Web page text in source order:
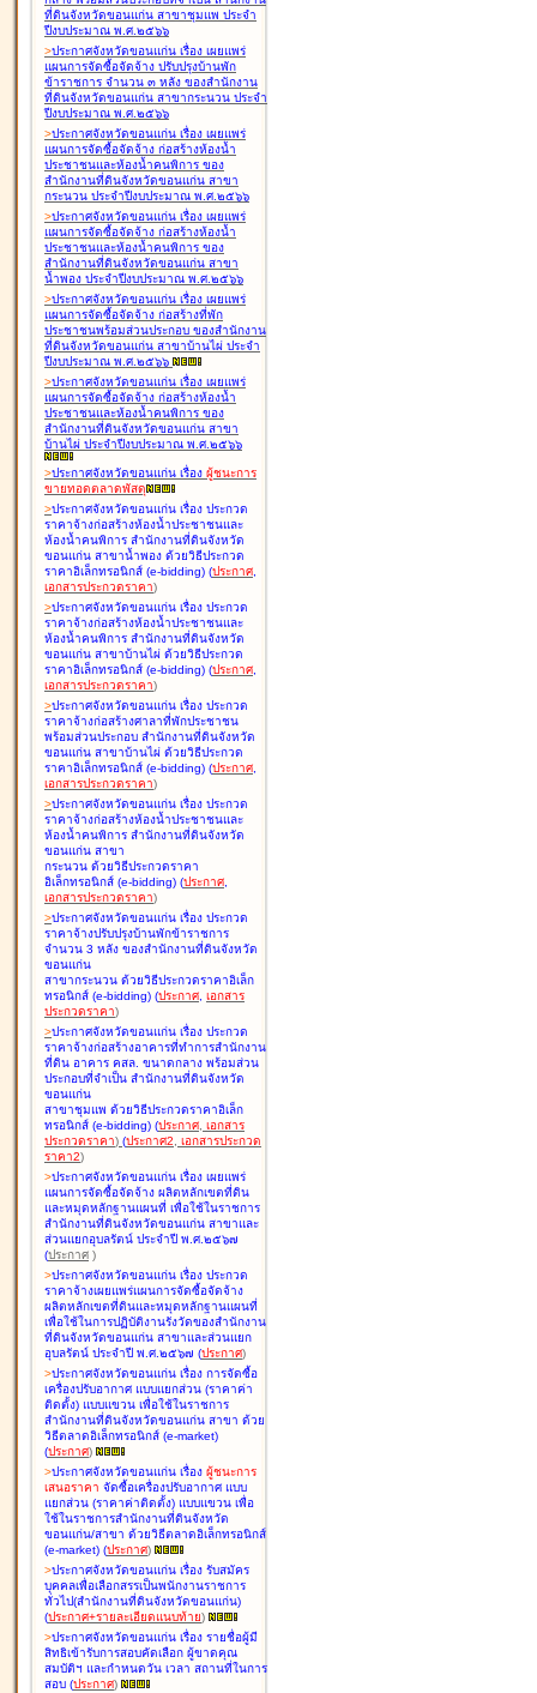
ที่ดินจังหวัดขอนแก่น สาขาชุมแพ ประจำ
ปีงบประมาณ พ.ศ.๒๕๖๖
>ประกาศจังหวัดขอนแก่น เรื่อง เผยแพร่
แผนการจัดซื้อจัดจ้าง ปรับปรุงบ้านพัก
ข้าราชการ จำนวน ๓ หลัง ของสำนักงาน
ที่ดินจังหวัดขอนแก่น สาขากระนวน ประจำ
ปีงบประมาณ พ.ศ.๒๕๖๖
>ประกาศจังหวัดขอนแก่น เรื่อง เผยแพร่
แผนการจัดซื้อจัดจ้าง ก่อสร้างห้องน้ำ
ประชาชนและห้องน้ำคนพิการ ของ
สำนักงานที่ดินจังหวัดขอนแก่น สาขา
กระนวน ประจำปีงบประมาณ พ.ศ.๒๕๖๖
>ประกาศจังหวัดขอนแก่น เรื่อง เผยแพร่
แผนการจัดซื้อจัดจ้าง ก่อสร้างห้องน้ำ
ประชาชนและห้องน้ำคนพิการ ของ
สำนักงานที่ดินจังหวัดขอนแก่น สาขา
น้ำพอง ประจำปีงบประมาณ พ.ศ.๒๕๖๖
>ประกาศจังหวัดขอนแก่น เรื่อง เผยแพร่
แผนการจัดซื้อจัดจ้าง ก่อสร้างที่พัก
ประชาชนพร้อมส่วนประกอบ ของสำนักงาน
ที่ดินจังหวัดขอนแก่น สาขาบ้านไผ่ ประจำ
ปีงบประมาณ พ.ศ.๒๕๖๖
>ประกาศจังหวัดขอนแก่น เรื่อง เผยแพร่
แผนการจัดซื้อจัดจ้าง ก่อสร้างห้องน้ำ
ประชาชนและห้องน้ำคนพิการ ของ
สำนักงานที่ดินจังหวัดขอนแก่น สาขา
บ้านไผ่ ประจำปีงบประมาณ พ.ศ.๒๕๖๖
>ประกาศจังหวัดขอนแก่น เรื่อง ผู้ชนะการ
ขายทอดตลาดพัสดุ
>ประกาศจังหวัดขอนแก่น เรื่อง ประกวด
ราคาจ้างก่อสร้างห้องน้ำประชาชนและ
ห้องน้ำคนพิการ สำนักงานที่ดินจังหวัด
ขอนแก่น สาขาน้ำพอง ด้วยวิธีประกวด
ราคาอิเล็กทรอนิกส์ (e-bidding) (ประกาศ,
เอกสารประกวดราคา)
>ประกาศจังหวัดขอนแก่น เรื่อง ประกวด
ราคาจ้างก่อสร้างห้องน้ำประชาชนและ
ห้องน้ำคนพิการ สำนักงานที่ดินจังหวัด
ขอนแก่น สาขาบ้านไผ่ ด้วยวิธีประกวด
ราคาอิเล็กทรอนิกส์ (e-bidding) (ประกาศ,
เอกสารประกวดราคา)
>ประกาศจังหวัดขอนแก่น เรื่อง ประกวด
ราคาจ้างก่อสร้างศาลาที่พักประชาชน
พร้อมส่วนประกอบ สำนักงานที่ดินจังหวัด
ขอนแก่น สาขาบ้านไผ่ ด้วยวิธีประกวด
ราคาอิเล็กทรอนิกส์ (e-bidding) (ประกาศ,
เอกสารประกวดราคา)
>ประกาศจังหวัดขอนแก่น เรื่อง ประกวด
ราคาจ้างก่อสร้างห้องน้ำประชาชนและ
ห้องน้ำคนพิการ สำนักงานที่ดินจังหวัด
ขอนแก่น สาขา
กระนวน ด้วยวิธีประกวดราคา
อิเล็กทรอนิกส์ (e-bidding) (ประกาศ,
เอกสารประกวดราคา)
>ประกาศจังหวัดขอนแก่น เรื่อง ประกวด
ราคาจ้างปรับปรุงบ้านพักข้าราชการ
จำนวน 3 หลัง ของสำนักงานที่ดินจังหวัด
ขอนแก่น
สาขากระนวน ด้วยวิธีประกวดราคาอิเล็ก
ทรอนิกส์ (e-bidding) (ประกาศ, เอกสาร
ประกวดราคา)
>ประกาศจังหวัดขอนแก่น เรื่อง ประกวด
ราคาจ้างก่อสร้างอาคารที่ทำการสำนักงาน
ที่ดิน อาคาร คสล. ขนาดกลาง พร้อมส่วน
ประกอบที่จำเป็น สำนักงานที่ดินจังหวัด
ขอนแก่น
สาขาชุมแพ ด้วยวิธีประกวดราคาอิเล็ก
ทรอนิกส์ (e-bidding) (ประกาศ, เอกสาร
ประกวดราคา) (ประกาศ2, เอกสารประกวด
ราคา2)
>ประกาศจังหวัดขอนแก่น เรื่อง เผยแพร่
แผนการจัดซื้อจัดจ้าง ผลิตหลักเขตที่ดิน
และหมุดหลักฐานแผนที่ เพื่อใช้ในราชการ
สำนักงานที่ดินจังหวัดขอนแก่น สาขาและ
ส่วนแยกอุบลรัตน์ ประจำปี พ.ศ.๒๕๖๗
(ประกาศ )
>ประกาศจังหวัดขอนแก่น เรื่อง ประกวด
ราคาจ้างเผยแพร่แผนการจัดซื้อจัดจ้าง
ผลิตหลักเขตที่ดินและหมุดหลักฐานแผนที่
เพื่อใช้ในการปฏิบัติงานรังวัดของสำนักงาน
ที่ดินจังหวัดขอนแก่น สาขาและส่วนแยก
อุบลรัตน์ ประจำปี พ.ศ.๒๕๖๗ (ประกาศ)
>ประกาศจังหวัดขอนแก่น เรื่อง การจัดซื้อ
เครื่องปรับอากาศ แบบแยกส่วน (ราคาค่า
ติดตั้ง) แบบแขวน เพื่อใช้ในราชการ
สำนักงานที่ดินจังหวัดขอนแก่น สาขา ด้วย
วิธีตลาดอิเล็กทรอนิกส์ (e-market)
(ประกาศ)
>ประกาศจังหวัดขอนแก่น เรื่อง ผู้ชนะการ
เสนอราคา จัดซื้อเครื่องปรับอากาศ แบบ
แยกส่วน (ราคาค่าติดตั้ง) แบบแขวน เพื่อ
ใช้ในราชการสำนักงานที่ดินจังหวัด
ขอนแก่น/สาขา ด้วยวิธีตลาดอิเล็กทรอนิกส์
(e-market) (ประกาศ)
>ประกาศจังหวัดขอนแก่น เรื่อง รับสมัคร
บุคคลเพื่อเลือกสรรเป็นพนักงานราชการ
ทั่วไป(สำนักงานที่ดินจังหวัดขอนแก่น)
(ประกาศ+รายละเอียดแนบท้าย)
>ประกาศจังหวัดขอนแก่น เรื่อง รายชื่อผู้มี
สิทธิเข้ารับการสอบคัดเลือก ผู้ขาดคุณ
สมบัติฯ และกำหนดวัน เวลา สถานที่ในการ
สอบ (ประกาศ)